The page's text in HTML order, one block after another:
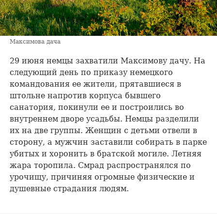
Максимова дача
29 июня немцы захватили Максимову дачу. На
следующий день по приказу немецкого
командования ее жители, прятавшиеся в
штольне напротив корпуса бывшего
санатория, покинули ее и построились во
внутреннем дворе усадьбы. Немцы разделили
их на две группы. Женщин с детьми отвели в
сторону, а мужчин заставили собирать в парке
убитых и хоронить в братской могиле. Летняя
жара торопила. Смрад распространялся по
урочищу, причиняя огромные физические и
душевные страдания людям.